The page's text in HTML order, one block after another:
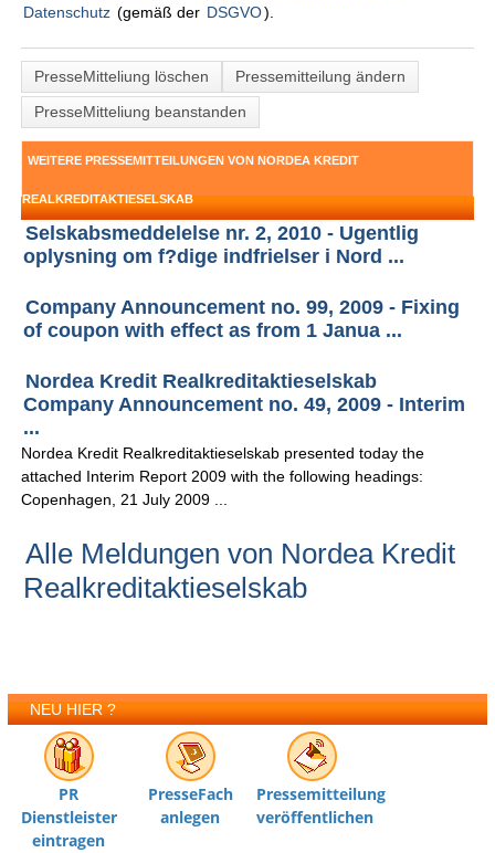
Datenschutz (gemäß der DSGVO).
PresseMitteliung löschen
Pressemitteilung ändern
PresseMitteliung beanstanden
WEITERE PRESSEMITTEILUNGEN VON NORDEA KREDIT
REALKREDITAKTIESELSKAB
Selskabsmeddelelse nr. 2, 2010 - Ugentlig
oplysning om f?dige indfrielser i Nord ...
Company Announcement no. 99, 2009 - Fixing
of coupon with effect as from 1 Janua ...
Nordea Kredit Realkreditaktieselskab
Company Announcement no. 49, 2009 - Interim
...
Nordea Kredit Realkreditaktieselskab presented today the
attached Interim Report 2009 with the following headings:
Copenhagen, 21 July 2009 ...
Alle Meldungen von Nordea Kredit
Realkreditaktieselskab
NEU HIER ?
PR
Dienstleister
eintragen
PresseFach
anlegen
Pressemitteilung
veröffentlichen